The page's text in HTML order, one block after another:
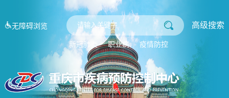
无障碍浏览 高级搜索
新冠肺炎 职业病 疫情防控